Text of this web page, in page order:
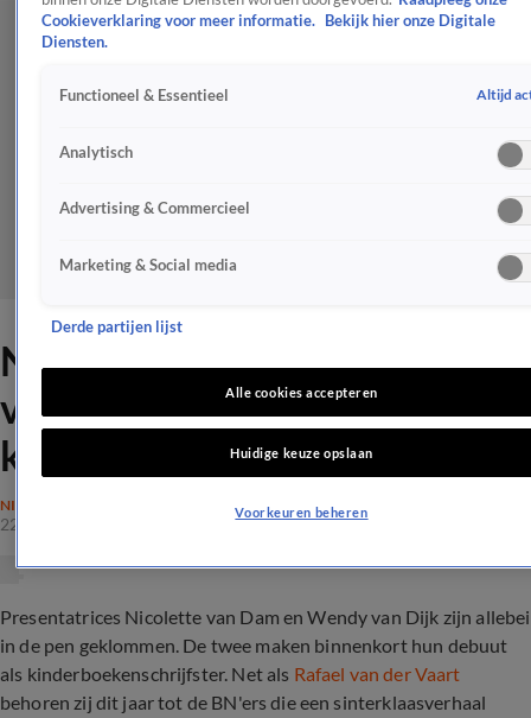
Nicolette van Dam en Wendy
van Dijk schrijven
kinderboek
NIEUWS
22 okt 2019, 15:25
Presentatrices Nicolette van Dam en Wendy van Dijk zijn allebei
in de pen geklommen. De twee maken binnenkort hun debuut
als kinderboekenschrijfster. Net als Rafael van der Vaart
behoren zij dit jaar tot de BN'ers die een sinterklaasverhaal
Cookieverklaring voor meer informatie.
Bekijk hier onze Digitale
Diensten.
Functioneel & Essentieel Altijd
Analytisch
Advertising & Commercieel
Marketing & Social media
Derde partijen lijst
Alle cookies accepteren
Huidige keuze opslaan
Voorkeuren beheren